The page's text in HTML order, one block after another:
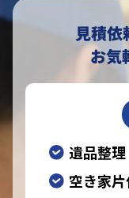
見積依
お気
遺品整理
空き家